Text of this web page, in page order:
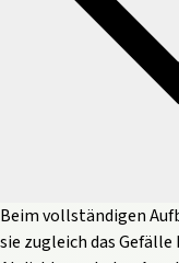
Beim vollständigen
sie zugleich das